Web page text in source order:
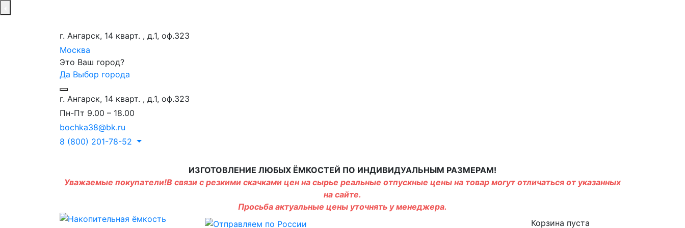
г. Ангарск, 14 кварт. , д.1, оф.323
Москва
Это Ваш город?
Да Выбор города
г. Ангарск, 14 кварт. , д.1, оф.323
Пн-Пт 9.00 – 18.00
bochka38@bk.ru
8 (800) 201-78-52
ИЗГОТОВЛЕНИЕ ЛЮБЫХ ЁМКОСТЕЙ ПО ИНДИВИДУАЛЬНЫМ РАЗМЕРАМ!
Уважаемые покупатели!В связи с резкими скачками цен на сырье реальные отпускные цены на товар могут отличаться от указанных
на сайте.
Просьба актуальные цены уточнять у менеджера.
Корзина пуста